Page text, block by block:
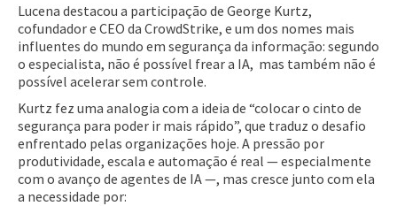
Lucena destacou a participação de George Kurtz,
cofundador e CEO da CrowdStrike, e um dos nomes mais
influentes do mundo em segurança da informação: segundo
o especialista, não é possível frear a IA, mas também não é
possível acelerar sem controle.
Kurtz fez uma analogia com a ideia de “colocar o cinto de
segurança para poder ir mais rápido”, que traduz o desafio
enfrentado pelas organizações hoje. A pressão por
produtividade, escala e automação é real — especialmente
com o avanço de agentes de IA —, mas cresce junto com ela
a necessidade por: